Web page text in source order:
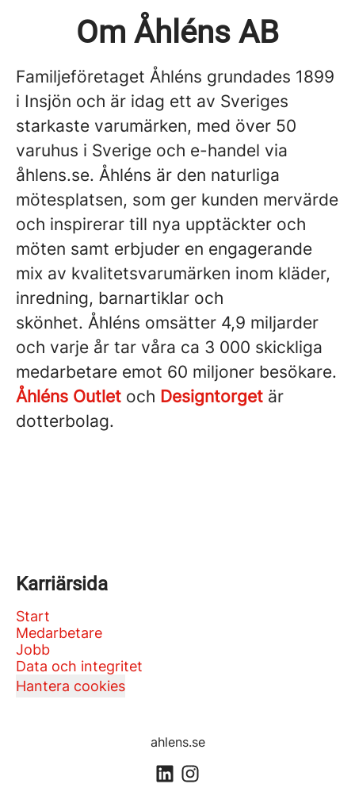
Om Åhléns AB
Familjeföretaget Åhléns grundades 1899
i Insjön och är idag ett av Sveriges
starkaste varumärken, med över 50
varuhus i Sverige och e-handel via
åhlens.se. Åhléns är den naturliga
mötesplatsen, som ger kunden mervärde
och inspirerar till nya upptäckter och
möten samt erbjuder en engagerande
mix av kvalitetsvarumärken inom kläder,
inredning, barnartiklar och
skönhet. Åhléns omsätter 4,9 miljarder
och varje år tar våra ca 3 000 skickliga
medarbetare emot 60 miljoner besökare.
Åhléns Outlet och Designtorget är
dotterbolag.
Karriärsida
Start
Medarbetare
Jobb
Data och integritet
Hantera cookies
ahlens.se